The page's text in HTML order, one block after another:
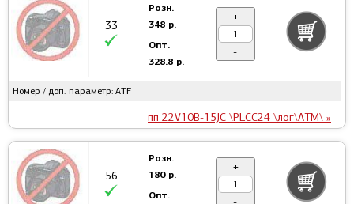
Номер / доп. параметр: ATF
пп 22V10B-15JC \PLCC24 \лог\ATM\ »
33
Розн.
348 р.
Опт.
328.8 р.
+
-
56
Розн.
180 р.
Опт.
+